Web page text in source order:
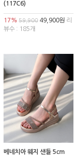
(117C6)
17% 59,900 49,900원 리
뷰수 : 185개
베네치아 웨지 샌들 5cm